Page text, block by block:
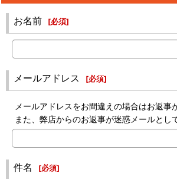
お名前 [必須]
メールアドレス [必須]
メールアドレスをお間違えの場合はお返事
また、弊店からのお返事が迷惑メールとし
件名 [必須]